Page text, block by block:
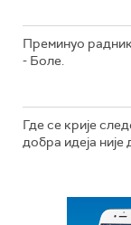
Преминуо
- Боле.
Где се крије
добра идеја